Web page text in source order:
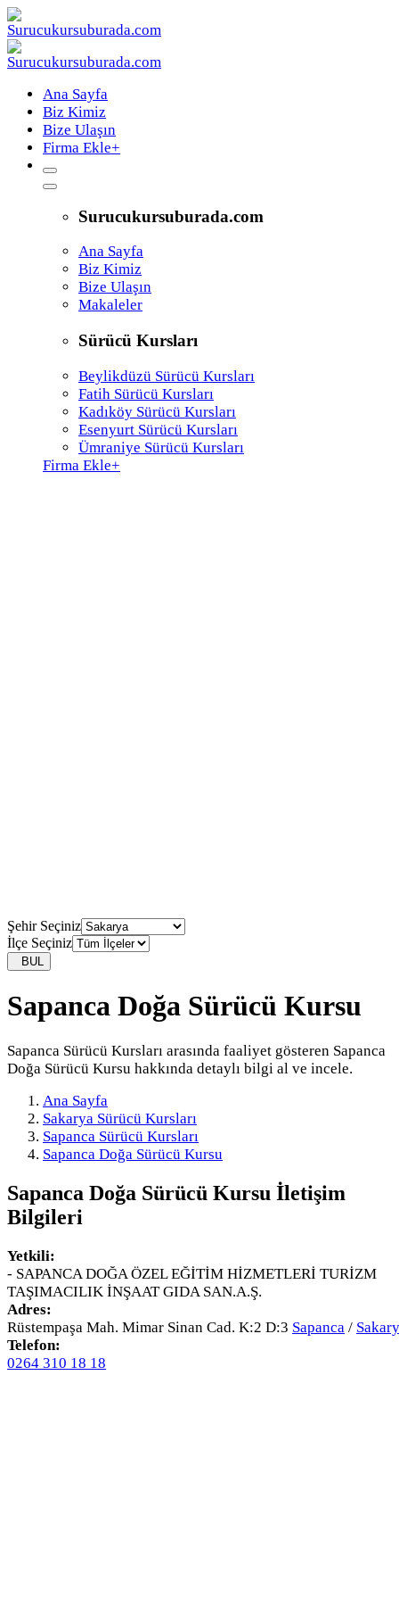
Ana Sayfa
Biz Kimiz
Bize Ulaşın
Firma Ekle+
Surucukursuburada.com
Ana Sayfa
Biz Kimiz
Bize Ulaşın
Makaleler
Sürücü Kursları
Beylikdüzü Sürücü Kursları
Fatih Sürücü Kursları
Kadıköy Sürücü Kursları
Esenyurt Sürücü Kursları
Ümraniye Sürücü Kursları
Firma Ekle+
Şehir Seçiniz
İlçe Seçiniz
BUL
Sapanca Doğa Sürücü Kursu
Sapanca Sürücü Kursları arasında faaliyet gösteren Sapanca
Doğa Sürücü Kursu hakkında detaylı bilgi al ve incele.
Ana Sayfa
Sakarya Sürücü Kursları
Sapanca Sürücü Kursları
Sapanca Doğa Sürücü Kursu
Sapanca Doğa Sürücü Kursu İletişim
Bilgileri
Yetkili:
- SAPANCA DOĞA ÖZEL EĞİTİM HİZMETLERİ TURİZM
TAŞIMACILIK İNŞAAT GIDA SAN.A.Ş.
Adres:
Rüstempaşa Mah. Mimar Sinan Cad. K:2 D:3 Sapanca /
Telefon:
0264 310 18 18